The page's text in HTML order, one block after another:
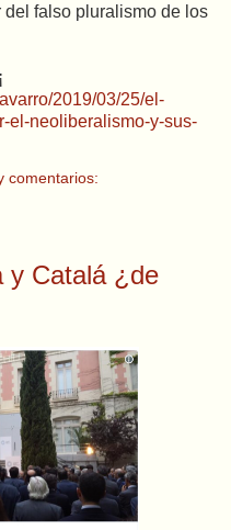
del falso pluralismo de los
2019/03/25/el-
el-neoliberalismo-y-sus-
comentarios:
y Catalá ¿de